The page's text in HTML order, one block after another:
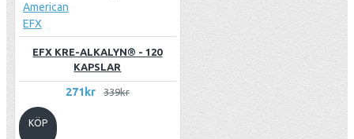
American
EFX
EFX KRE-ALKALYN® - 120
KAPSLAR
271kr 339kr
KÖP